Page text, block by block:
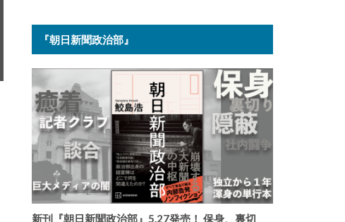
『朝日新聞政治部』
新刊『朝日新聞政治部』5.27発売！ 保身、裏切